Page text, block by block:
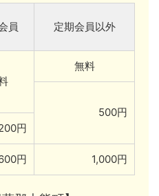
員 定期会員以外
無料
500円
円
円 1,000円